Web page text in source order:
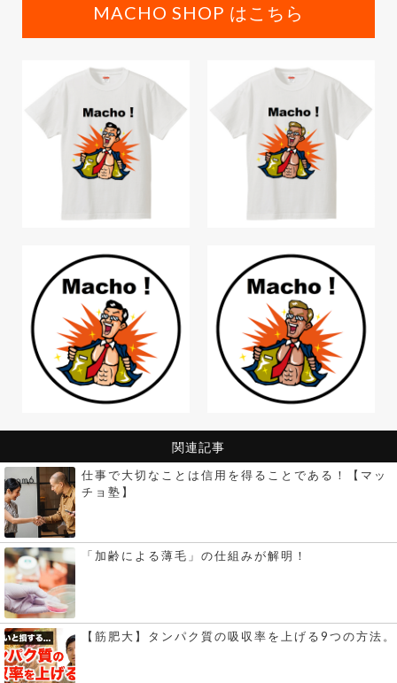
MACHO SHOP はこちら
関連記事
仕事で大切なことは信用を得ることである！【マッ
チョ塾】
「加齢による薄毛」の仕組みが解明！
【筋肥大】タンパク質の吸収率を上げる9つの方法。